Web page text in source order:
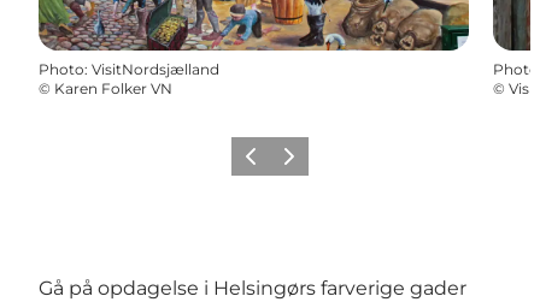
Photo: VisitNordsjælland
© Karen Folker VN
Photo
©
Previous
Next
Gå på opdagelse i Helsingørs farverige gader